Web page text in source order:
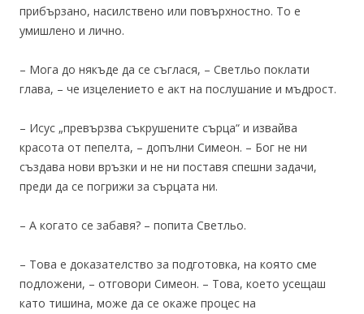
прибързано, насилствено или повърхностно. То е
умишлено и лично.
– Мога до някъде да се съглася, – Светльо поклати
глава, – че изцелението е акт на послушание и мъдрост.
– Исус „превързва съкрушените сърца“ и извайва
красота от пепелта, – допълни Симеон. – Бог не ни
създава нови връзки и не ни поставя спешни задачи,
преди да се погрижи за сърцата ни.
– А когато се забавя? – попита Светльо.
– Това е доказателство за подготовка, на която сме
подложени, – отговори Симеон. – Това, което усещаш
като тишина, може да се окаже процес на